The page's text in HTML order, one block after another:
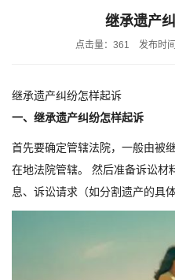
继承遗产
点击量：361 发布时
继承遗产纠纷怎样起诉
一、继承遗产纠纷怎样起诉
首先要确定管辖法院，一般由被
在地法院管辖。 然后准备诉讼材
息、诉讼请求（如分割遗产的具